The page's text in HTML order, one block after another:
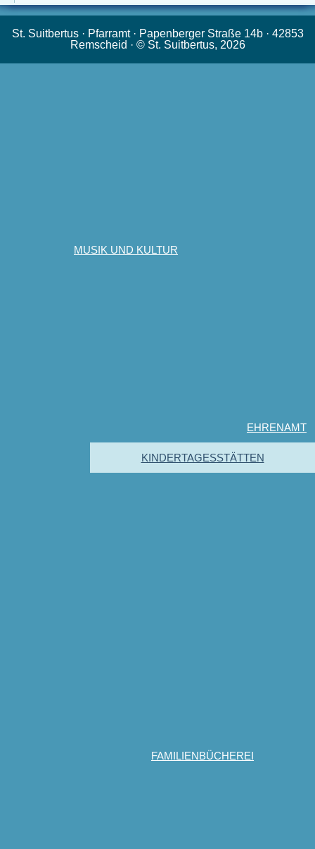
MUSIK UND KULTUR
EHRENAMT
KINDERTAGESSTÄTTEN
FAMILIENBÜCHEREI
St. Suitbertus · Pfarramt · Papenberger Straße 14b · 42853
Remscheid · © St. Suitbertus, 2026